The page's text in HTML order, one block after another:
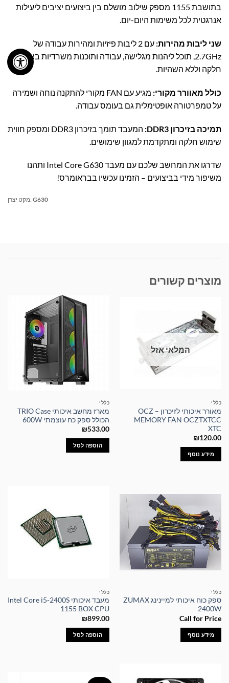
בתושבת 1155 מספק שילוב מושלם בין ביצועים יציבים ליעילות
אנרגטית לכל משימות היום-יום.
שני ליבות מהירות:
עם 2 ליבות פיזיות ומהירות עבודה של
2.7GHz, תוכל ליהנות מגלישה, עבודה ותוכנות משרדיות בצורה
חלקה וללא השהיות.
כולל מאוורר מקורי:
מגיע עם FAN מקורי להתקנה נוחה ושמירה
על טמפרטורה אופטימלית גם בעומס עבודה.
תמיכה בזיכרון DDR3:
המעבד תומך בזיכרון DDR3 ומספק חווית
שימוש חלקה ומתקדמת למגוון שימושים.
שדרגו את המחשב שלכם עם מעבד Intel Core G630 ותהנו
משיפור מידי בביצועים – הזמינו עכשיו בבראומרס!
מקט יצרן: G630
מוצרים קשורים
המלאי אזל
כללי
מאורר איכותי לזיכרון – OCZ
MEMORY FAN OCZTXTCC
XTC
₪120.00
מידע נוסף
כללי
מארז מחשב איכותי TRIO Case
הכולל ספק כח עוצמתי 600W
₪533.00
הוספה לסל
כללי
ספק כוח איכותי למיינינג ZUMAX
2400W
Call for Price
מידע נוסף
כללי
מעבד איכותי Intel Core i5-2400S
1155 BOX CPU
₪899.00
הוספה לסל